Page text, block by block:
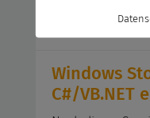
Remotedesktop-
Server 2019/
Windows
C#/VB.NET